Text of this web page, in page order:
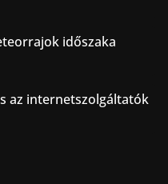
időszaka
az internetszolgáltatók